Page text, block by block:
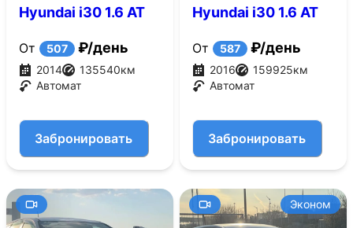
Hyundai i30 1.6 AT
От 507 ₽/день
2014 135540км
Автомат
Забронировать
Hyundai i30 1.6 AT
От 587 ₽/день
2016 159925км
Автомат
Забронировать
Эконом